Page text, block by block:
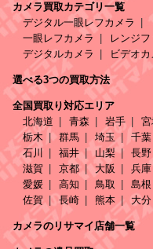
カメラ買取カテゴリ一覧
デジタル一眼レフカメラ
一眼レフカメラ
レンジ
デジタルカメラ
ビデオカ
選べる3つの買取方法
全国買取り対応エリア
北海道
青森 岩手
栃木
群馬 埼玉 千葉
石川
福井 山梨 長野
滋賀
京都 大阪 兵庫
愛媛
高知 鳥取 島根
佐賀
長崎 熊本 大分
カメラのリサマイ店舗一覧